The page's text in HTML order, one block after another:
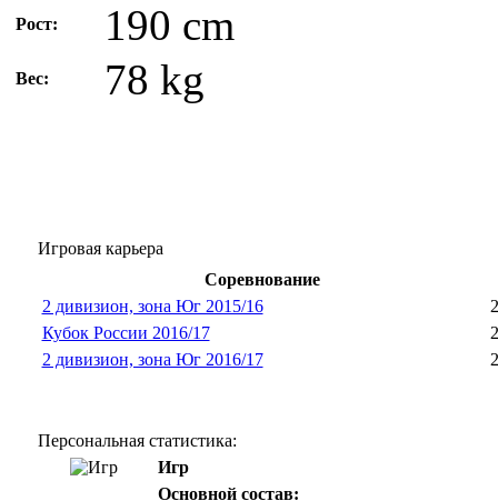
Рост: 190 cm
Вес: 78 kg
Игровая карьера
Соревнование
2 дивизион, зона Юг 2015/16
Кубок России 2016/17
2 дивизион, зона Юг 2016/17
Персональная статистика:
Игр
Основной состав: